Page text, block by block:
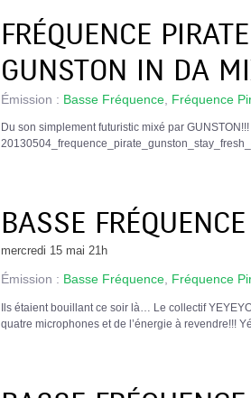
FRÉQUENCE
GUNSTON IN DA
Émission : Basse Fréquence Fréquence
Du son simplement futuristic mixé par
BASSE
mercredi 15 mai 21h
Émission : Basse Fréquence, Fréquence
Ils étaient bouillant ce soir là… Le collectif
quatre microphones et de l’énergie à revendre!!!